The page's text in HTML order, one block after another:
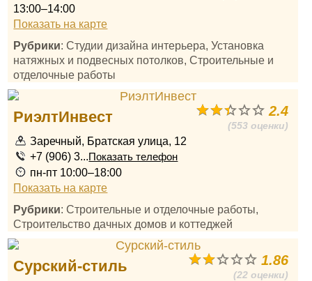
13:00–14:00
Показать на карте
Рубрики: Студии дизайна интерьера, Установка
натяжных и подвесных потолков, Строительные и
отделочные работы
2.4
(553 оценки)
РиэлтИнвест
Заречный, Братская улица, 12
+7 (906) 3...Показать телефон
пн-пт 10:00–18:00
Показать на карте
Рубрики: Строительные и отделочные работы,
Строительство дачных домов и коттеджей
1.86
(22 оценки)
Сурский-стиль